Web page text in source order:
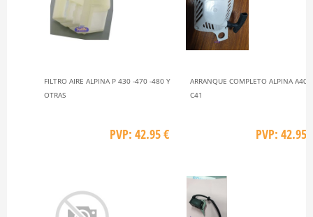
FILTRO AIRE ALPINA P 430 -470 -480 Y
OTRAS
PVP: 42.95 €
ARRANQUE COMPLETO ALPINA A405
C41
PVP: 42.95